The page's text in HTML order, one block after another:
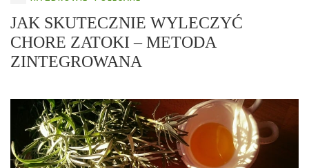
JAK SKUTECZNIE WYLECZYĆ
CHORE ZATOKI – METODA
ZINTEGROWANA